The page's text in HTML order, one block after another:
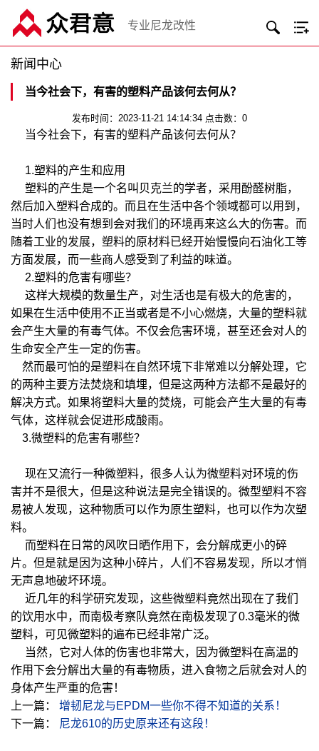
专业尼龙改性
新闻中心
当今社会下，有害的塑料产品该何去何从？
发布时间：2023-11-21 14:14:34 点击数：0
当今社会下，有害的塑料产品该何去何从？
1.塑料的产生和应用
塑料的产生是一个名叫贝克兰的学者，采用酚醛树脂，
然后加入塑料合成的。而且在生活中各个领域都可以用到，
当时人们也没有想到会对我们的环境再来这么大的伤害。而
随着工业的发展，塑料的原材料已经开始慢慢向石油化工等
方面发展，而一些商人感受到了利益的味道。
2.塑料的危害有哪些？
这样大规模的数量生产，对生活也是有极大的危害的，
如果在生活中使用不正当或者是不小心燃烧，大量的塑料就
会产生大量的有毒气体。不仅会危害环境，甚至还会对人的
生命安全产生一定的伤害。
然而最可怕的是塑料在自然环境下非常难以分解处理，它
的两种主要方法焚烧和填埋，但是这两种方法都不是最好的
解决方式。如果将塑料大量的焚烧，可能会产生大量的有毒
气体，这样就会促进形成酸雨。
3.微塑料的危害有哪些？
现在又流行一种微塑料，很多人认为微塑料对环境的伤
害并不是很大，但是这种说法是完全错误的。微型塑料不容
易被人发现，这种物质可以作为原生塑料，也可以作为次塑
料。
而塑料在日常的风吹日晒作用下，会分解成更小的碎
片。但是就是因为这种小碎片，人们不容易发现，所以才悄
无声息地破坏环境。
近几年的科学研究发现，这些微塑料竟然出现在了我们
的饮用水中，而南极考察队竟然在南极发现了0.3毫米的微
塑料，可见微塑料的遍布已经非常广泛。
当然，它对人体的伤害也非常大，因为微塑料在高温的
作用下会分解出大量的有毒物质，进入食物之后就会对人的
身体产生严重的危害！
上一篇： 增韧尼龙与EPDM一些你不得不知道的关系！
下一篇：
尼龙610的历史原来还有这段！